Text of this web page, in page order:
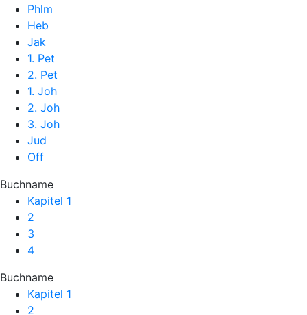
Phlm
Heb
Jak
1. Pet
2. Pet
1. Joh
2. Joh
3. Joh
Jud
Off
Buchname
Kapitel 1
2
3
4
Buchname
Kapitel 1
2